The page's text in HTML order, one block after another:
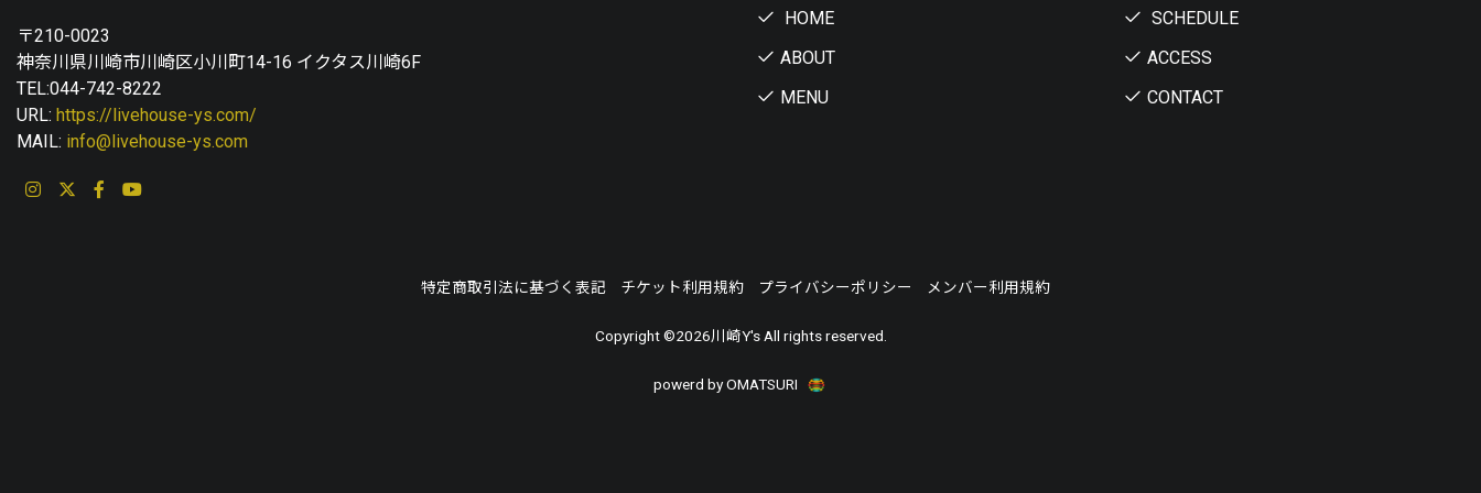
〒210-0023
神奈川県川崎市川崎区小川町14-16 イクタス川崎6F
TEL:044-742-8222
URL: https://livehouse-ys.com/
MAIL: info@livehouse-ys.com
HOME
SCHEDULE
ABOUT
ACCESS
MENU
CONTACT
特定商取引法に基づく表記 チケット利用規約 プライバシーポリシー メンバー利用規約
Copyright ©2026川崎Y's All rights reserved.
powerd by OMATSURI